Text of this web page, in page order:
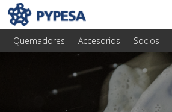
Quemadores Accesorios Socios